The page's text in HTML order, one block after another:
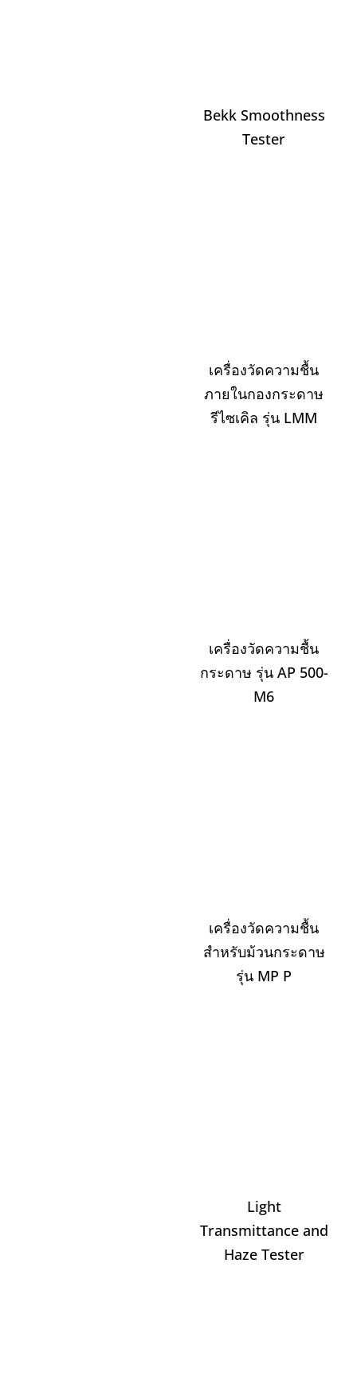
Bekk Smoothness
Tester
เครื่องวัดความชื้น
ภายในกองกระดาษ
รีไซเคิล รุ่น LMM
เครื่องวัดความชื้น
กระดาษ รุ่น AP 500-
M6
เครื่องวัดความชื้น
สำหรับม้วนกระดาษ
รุ่น MP P
Light
Transmittance and
Haze Tester